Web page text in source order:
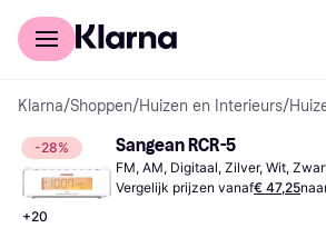
Voor shoppers
Klarna/Shoppen/Huizen en Interieurs/
-28%
+20
Sangean RCR-5
FM, AM, Digitaal, Zilver, Wit,
Vergelijk prijzen vanaf€ 47,25